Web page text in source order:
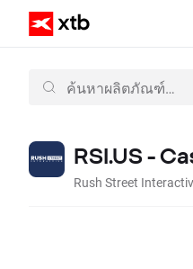
RSI.US -
Rush Street